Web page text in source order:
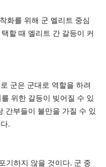
화를 위해 군 엘리트 중심
할 때 엘리트 간 갈등이 커
군은 군대로 역할을 하려
위한 갈등이 빚어질 수 있
간부들이 불만을 가질 수 있
.
기하지 않을 것이다. 군 중